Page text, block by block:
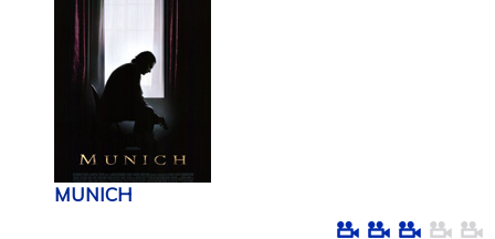
MUNICH